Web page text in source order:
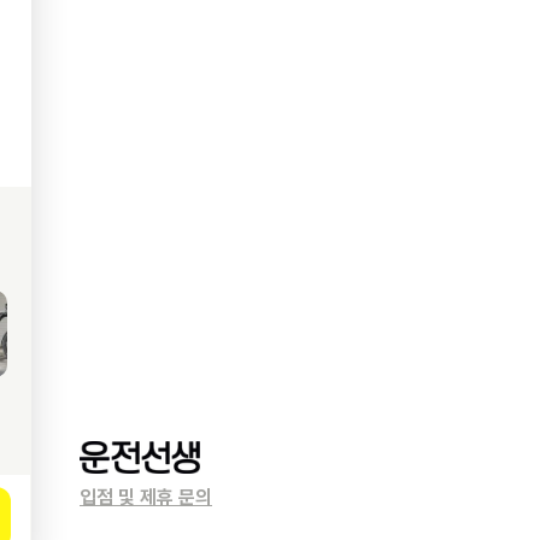
입점 및 제휴 문의